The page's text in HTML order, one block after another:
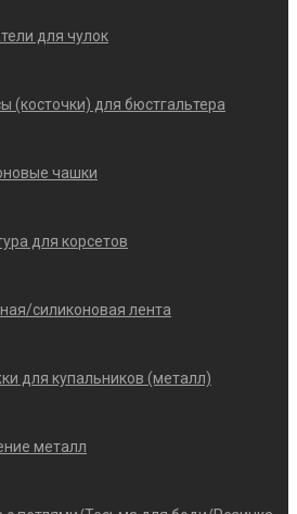
для чулок
(косточки) для бюстгальтера
чашки
для корсетов
силиконовая лента
для купальников (металл)
металл